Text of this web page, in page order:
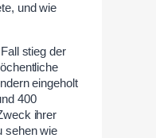
und wie
stieg der
eingeholt
400
ihrer
sehen wie